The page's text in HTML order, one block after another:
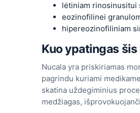
lėtiniam rinosinusitui
eozinofilinei
hipereozinofiliniam
Kuo ypatingas
Nucala yra priskiriamas
pagrindu kuriami
skatina uždegiminius
medžiagas,